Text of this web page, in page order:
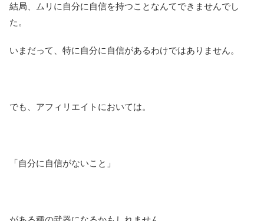
結局、ムリに自分に自信を持つことなんてできませんでし
た。
いまだって、特に自分に自信があるわけではありません。
でも、アフィリエイトにおいては。
「自分に自信がないこと」